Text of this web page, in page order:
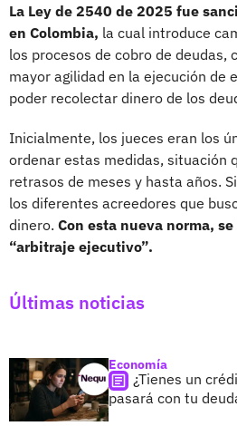
La Ley de 2540 de 2025 fue
en Colombia, la cual introduce
los procesos de cobro de deudas,
mayor agilidad en la ejecución de
poder recolectar dinero de los
Inicialmente, los jueces eran los
ordenar estas medidas, situación
retrasos de meses y hasta años.
los diferentes acreedores que
dinero. Con esta nueva norma,
“arbitraje ejecutivo”.
Últimas noticias
Economía
¿Tienes un
pasará con tu